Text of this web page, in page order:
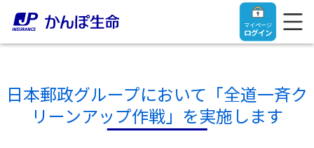
マイページ
ログイン
トップ
日本郵政グループにおいて「全道一斉ク
リーンアップ作戦」を実施します